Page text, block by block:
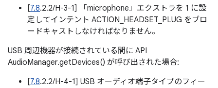
[7.8.2.2/H-3-1] 「microphone」エクストラを 1 に設
定してインテント ACTION_HEADSET_PLUG をブロ
ードキャストしなければなりません。
USB 周辺機器が接続されている間に API
AudioManager.getDevices() が呼び出された場合:
[7.8.2.2/H-4-1] USB オーディオ端子タイプのフィー